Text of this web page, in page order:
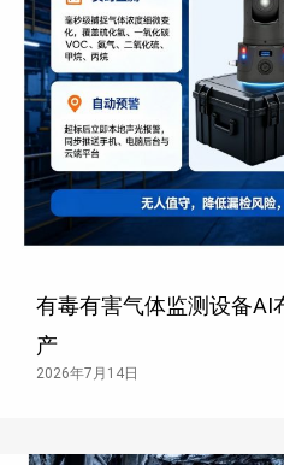
有毒有害气体监测设备AI
产
2026年7月14日